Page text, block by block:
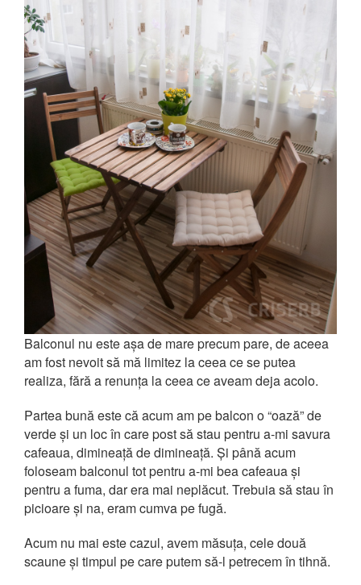
Balconul nu este așa de mare precum pare, de aceea
am fost nevoit să mă limitez la ceea ce se putea
realiza, fără a renunța la ceea ce aveam deja acolo.
Partea bună este că acum am pe balcon o “oază” de
verde și un loc în care post să stau pentru a-mi savura
cafeaua, dimineață de dimineață. Și până acum
foloseam balconul tot pentru a-mi bea cafeaua și
pentru a fuma, dar era mai neplăcut. Trebuia să stau în
picioare și na, eram cumva pe fugă.
Acum nu mai este cazul, avem măsuța, cele două
scaune și timpul pe care putem să-l petrecem în tihnă.